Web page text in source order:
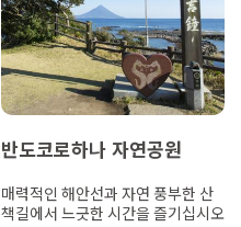
반도코로하나 자연공원
매력적인 해안선과 자연 풍부한 산
책길에서 느긋한 시간을 즐기십시오